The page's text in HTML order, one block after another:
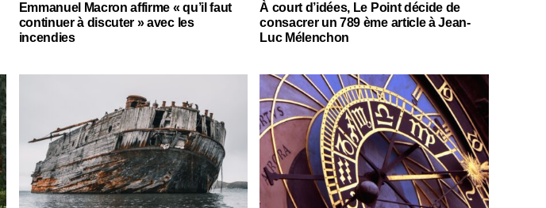
Emmanuel Macron affirme « qu’il faut
continuer à discuter » avec les
incendies
À court d’idées, Le Point décide de
consacrer un 789 ème article à Jean-
Luc Mélenchon